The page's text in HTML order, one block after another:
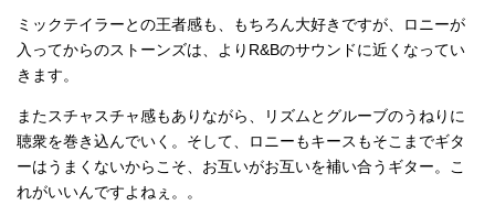
ミックテイラーとの王者感も、もちろん大好きですが、ロニーが
入ってからのストーンズは、よりR&Bのサウンドに近くなってい
きます。
またスチャスチャ感もありながら、リズムとグルーブのうねりに
聴衆を巻き込んでいく。そして、ロニーもキースもそこまでギタ
ーはうまくないからこそ、お互いがお互いを補い合うギター。こ
れがいいんですよねぇ。。